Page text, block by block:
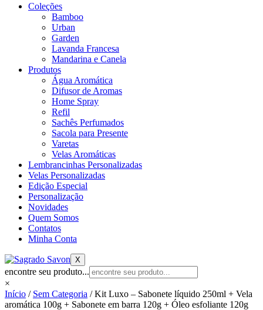
Coleções
Bamboo
Urban
Garden
Lavanda Francesa
Mandarina e Canela
Produtos
Água Aromática
Difusor de Aromas
Home Spray
Refil
Sachês Perfumados
Sacola para Presente
Varetas
Velas Aromáticas
Lembrancinhas Personalizadas
Velas Personalizadas
Edição Especial
Personalização
Novidades
Quem Somos
Contatos
Minha Conta
X
encontre seu produto...
×
Início / Sem Categoria / Kit Luxo – Sabonete líquido 250ml + Vela
aromática 100g + Sabonete em barra 120g + Óleo esfoliante 120g